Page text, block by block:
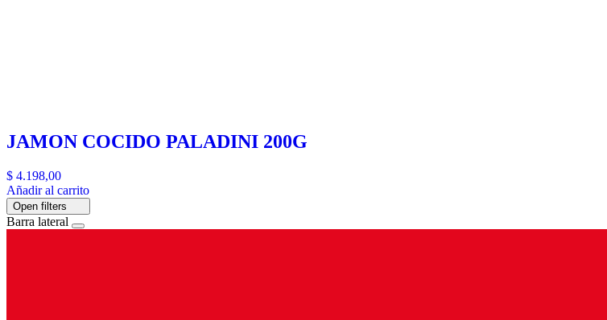
JAMON COCIDO PALADINI 200G
$ 4.198,00
Añadir al carrito
Open filters
Barra lateral